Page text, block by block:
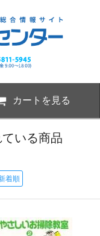
カートを見る
ている商品
着順